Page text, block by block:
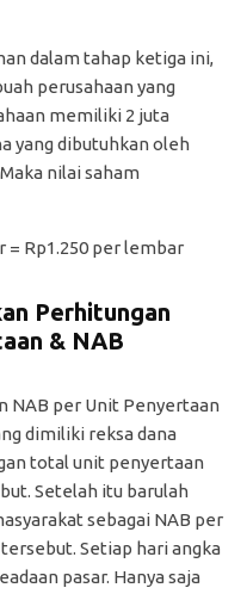
dalam tahap ketiga ini,
perusahaan yang
memiliki 2 juta
yang dibutuhkan oleh
nilai saham
= Rp1.250 per lembar
Perhitungan
& NAB
NAB per Unit Penyertaan
dimiliki reksa dana
total unit penyertaan
Setelah itu barulah
sebagai NAB per
Setiap hari angka
pasar. Hanya saja